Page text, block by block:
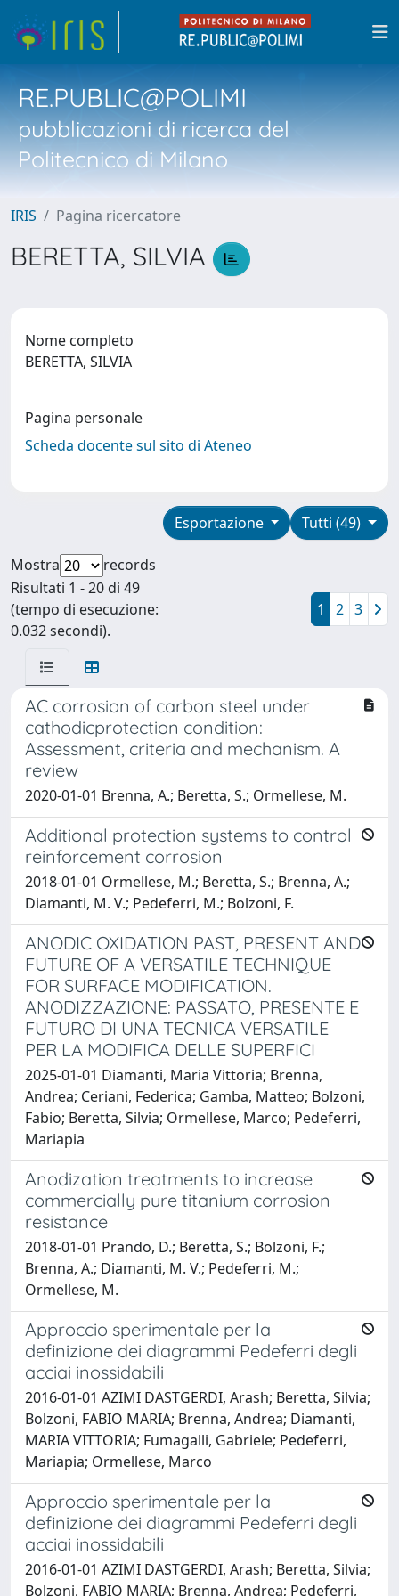
RE.PUBLIC@POLIMI
pubblicazioni di ricerca del
Politecnico di Milano
IRIS Pagina ricercatore
BERETTA, SILVIA
Nome completo
BERETTA, SILVIA
Pagina personale
Scheda docente sul sito di Ateneo
Tutti (49)
Esportazione
Mostra
records
Risultati 1 - 20 di 49
(tempo di esecuzione:
0.032 secondi).
1 2 3
AC corrosion of carbon steel under
cathodicprotection condition:
Assessment, criteria and mechanism. A
review
2020-01-01 Brenna, A.; Beretta, S.; Ormellese, M.
Additional protection systems to control
reinforcement corrosion
2018-01-01 Ormellese, M.; Beretta, S.; Brenna, A.;
Diamanti, M. V.; Pedeferri, M.; Bolzoni, F.
ANODIC OXIDATION PAST, PRESENT AND
FUTURE OF A VERSATILE TECHNIQUE
FOR SURFACE MODIFICATION.
ANODIZZAZIONE: PASSATO, PRESENTE E
FUTURO DI UNA TECNICA VERSATILE
PER LA MODIFICA DELLE SUPERFICI
2025-01-01 Diamanti, Maria Vittoria; Brenna,
Andrea; Ceriani, Federica; Gamba, Matteo; Bolzoni,
Fabio; Beretta, Silvia; Ormellese, Marco; Pedeferri,
Mariapia
Anodization treatments to increase
commercially pure titanium corrosion
resistance
2018-01-01 Prando, D.; Beretta, S.; Bolzoni, F.;
Brenna, A.; Diamanti, M. V.; Pedeferri, M.;
Ormellese, M.
Approccio sperimentale per la
definizione dei diagrammi Pedeferri degli
acciai inossidabili
2016-01-01 AZIMI DASTGERDI, Arash; Beretta, Silvia;
Bolzoni, FABIO MARIA; Brenna, Andrea; Diamanti,
MARIA VITTORIA; Fumagalli, Gabriele; Pedeferri,
Mariapia; Ormellese, Marco
Approccio sperimentale per la
definizione dei diagrammi Pedeferri degli
acciai inossidabili
2016-01-01 AZIMI DASTGERDI, Arash; Beretta, Silvia;
Bolzoni, FABIO MARIA; Brenna, Andrea; Pedeferri,